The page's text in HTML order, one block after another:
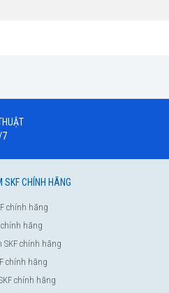
7
SKF CHÍNH HÃNG
chính hãng
chính hãng
SKF chính hãng
chính hãng
chính hãng